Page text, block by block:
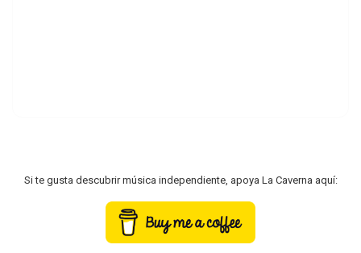
Si te gusta descubrir música independiente, apoya La Caverna aquí: